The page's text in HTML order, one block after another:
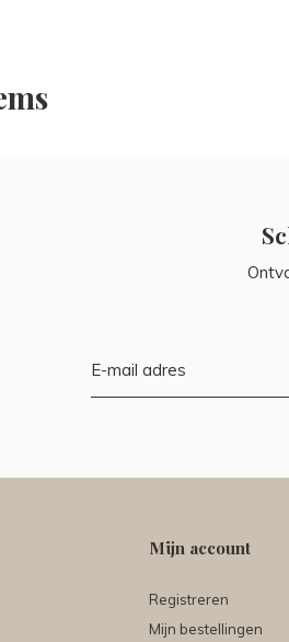
Mijn account
Registreren
Mijn bestellingen